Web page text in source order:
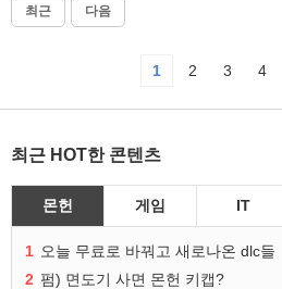
최근 다음
1 2 3 4
최근 HOT한 콘텐츠
몬헌 게임 IT
1 오늘 무료로 바꿔고 새로나온 dlc들
2 펌) 면도기 사면 몬헌 키캡?